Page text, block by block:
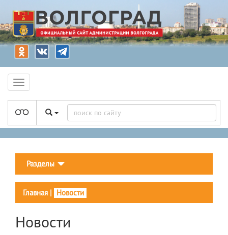
Разделы
Главная | Новости
Новости